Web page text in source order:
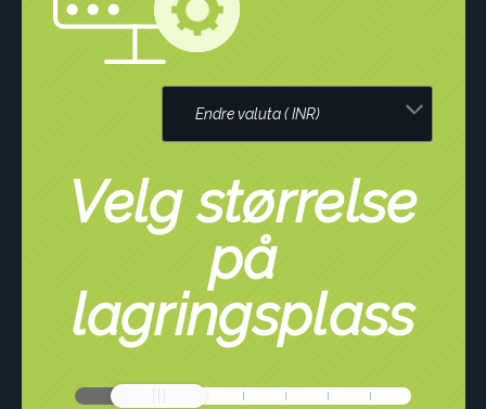
Velg størrelse
på
lagringsplass